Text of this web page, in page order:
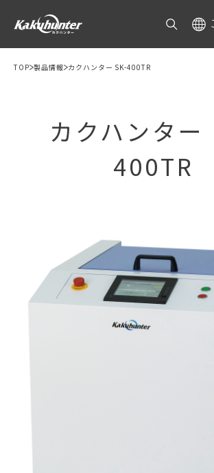
TOP 製品情報 カクハンター SK-400TR
カクハンター
400TR